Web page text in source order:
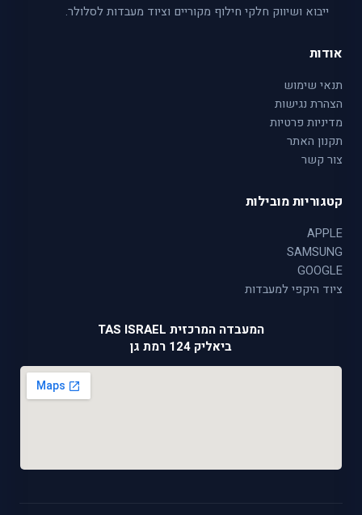
ייבוא ושיווק חלקי חילוף מקוריים וציוד מעבדות לסלולר.
אודות
תנאי שימוש
הצהרת נגישות
מדיניות פרטיות
תקנון האתר
צור קשר
קטגוריות מובילות
APPLE
SAMSUNG
GOOGLE
ציוד היקפי למעבדות
המעבדה המרכזית TAS ISRAEL
ביאליק 124 רמת גן